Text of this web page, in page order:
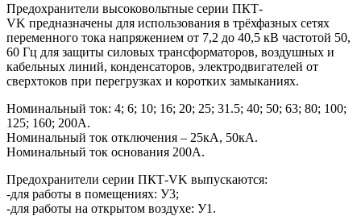
Предохранители высоковольтные серии ПКТ-
VK предназначены для использования в трёхфазных сетях
переменного тока напряжением от 7,2 до 40,5 кВ частотой 50,
60 Гц для защиты силовых трансформаторов, воздушных и
кабельных линий, конденсаторов, электродвигателей от
сверхтоков при перегрузках и коротких замыканиях.
Номинальный ток: 4; 6; 10; 16; 20; 25; 31.5; 40; 50; 63; 80; 100;
125; 160; 200А.
Номинальный ток отключения – 25кА, 50кА.
Номинальный ток основания 200А.
Предохранители серии ПКТ-VK выпускаются:
-для работы в помещениях: У3;
-для работы на открытом воздухе: У1.